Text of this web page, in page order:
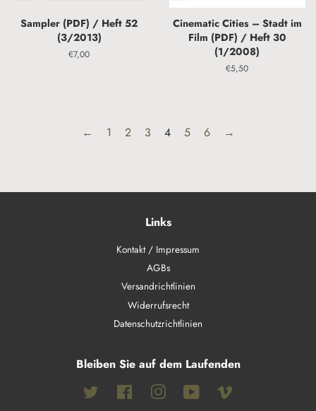
Sampler (PDF) / Heft 52
(3/2013)
Normaler
€7,00
Cinematic Cities – Stadt im
Film (PDF) / Heft 30
(1/2008)
Normaler
€5,50
← 1 2 3 4 5 6 →
Links
Kontakt / Impressum
AGBs
Versandrichtlinien
Widerrufsrecht
Datenschutzrichtlinien
Bleiben Sie auf dem Laufenden
Twitter Facebook Instagram YouTube